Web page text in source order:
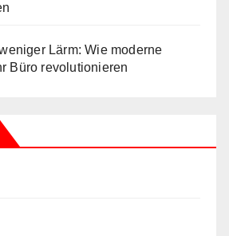
Lärm: Wie moderne
Büro revolutionieren